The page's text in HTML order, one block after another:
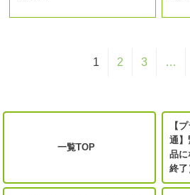
1 2 3 …
一覧TOP
【
通】
品に
終了